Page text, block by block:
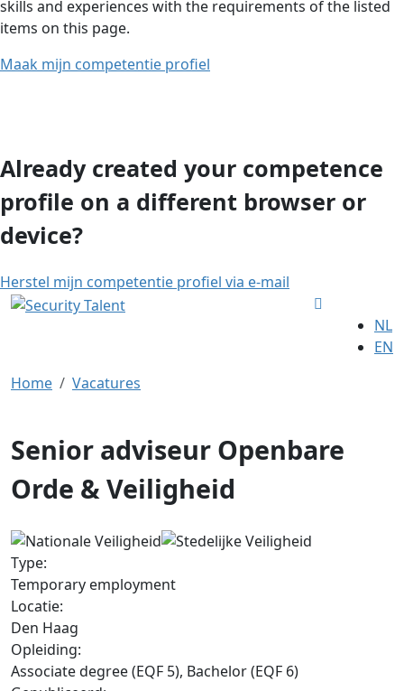
skills and experiences with the requirements of the listed
items on this page.
Maak mijn competentie profiel
Already created your competence
profile on a different browser or
device?
Herstel mijn competentie profiel via e-mail
NL
EN
Home
Vacatures
Senior adviseur Openbare
Orde & Veiligheid
Type:
Temporary employment
Locatie:
Den Haag
Opleiding:
Associate degree (EQF 5), Bachelor (EQF 6)